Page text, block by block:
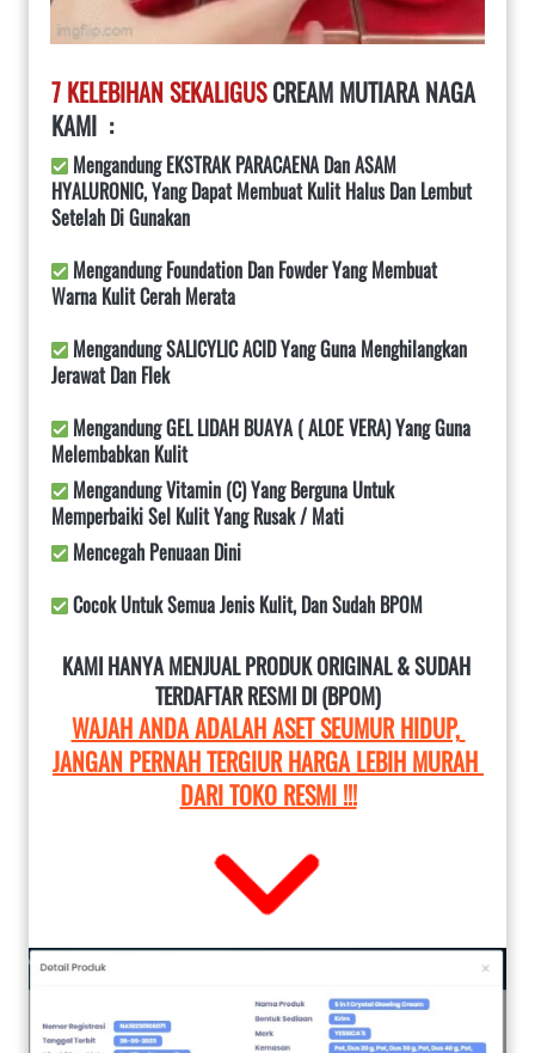
7 KELEBIHAN SEKALIGUS CREAM MUTIARA NAGA
KAMI  :
Mengandung EKSTRAK PARACAENA Dan ASAM
HYALURONIC, Yang Dapat Membuat Kulit Halus Dan Lembut
Setelah Di Gunakan
Mengandung Foundation Dan Fowder Yang Membuat
Warna Kulit Cerah Merata
Mengandung SALICYLIC ACID Yang Guna Menghilangkan
Jerawat Dan Flek
Mengandung GEL LIDAH BUAYA ( ALOE VERA) Yang Guna
Melembabkan Kulit
Mengandung Vitamin (C) Yang Berguna Untuk
Memperbaiki Sel Kulit Yang Rusak / Mati
Mencegah Penuaan Dini
Cocok Untuk Semua Jenis Kulit, Dan Sudah BPOM
KAMI HANYA MENJUAL PRODUK ORIGINAL & SUDAH
TERDAFTAR RESMI DI (BPOM)
WAJAH ANDA ADALAH ASET SEUMUR HIDUP,
JANGAN PERNAH TERGIUR HARGA LEBIH MURAH
DARI TOKO RESMI !!!